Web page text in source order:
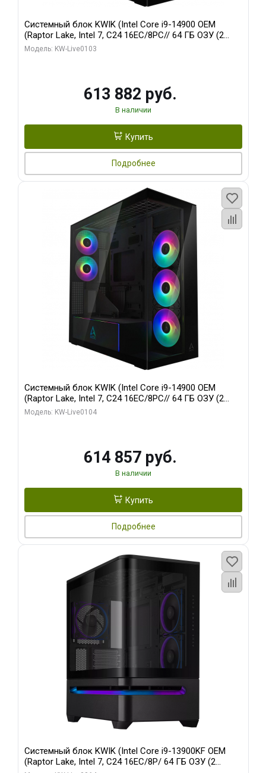
Системный блок KWIK (Intel Core i9-14900 OEM
(Raptor Lake, Intel 7, C24 16EC/8PC// 64 ГБ ОЗУ (2
модуля)/ Afox RTX4090 24GB GDDR6X 384-Bit 3xDP
Модель: KW-Live0103
613 882 руб.
В наличии
Купить
Подробнее
Системный блок KWIK (Intel Core i9-14900 OEM
(Raptor Lake, Intel 7, C24 16EC/8PC// 64 ГБ ОЗУ (2
модуля)/ Afox RTX4090 24GB GDDR6X 384-Bit 3xDP
Модель: KW-Live0104
614 857 руб.
В наличии
Купить
Подробнее
Системный блок KWIK (Intel Core i9-13900KF OEM
(Raptor Lake, Intel 7, C24 16EC/8P/ 64 ГБ ОЗУ (2